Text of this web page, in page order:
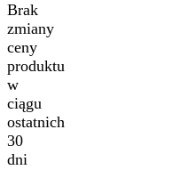
Brak
zmiany
ceny
produktu
w
ciągu
ostatnich
30
dni